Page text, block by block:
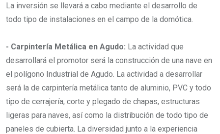
La inversión se llevará a cabo mediante el desarrollo de
todo tipo de instalaciones en el campo de la domótica.
- Carpintería Metálica en Agudo: La actividad que
desarrollará el promotor será la construcción de una nave en
el polígono Industrial de Agudo. La actividad a desarrollar
será la de carpintería metálica tanto de aluminio, PVC y todo
tipo de cerrajería, corte y plegado de chapas, estructuras
ligeras para naves, así como la distribución de todo tipo de
paneles de cubierta. La diversidad junto a la experiencia